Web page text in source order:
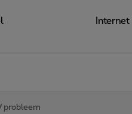
Internet
probleem